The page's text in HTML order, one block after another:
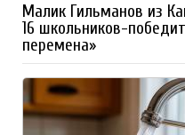
Малик Гильманов из
16 школьников-
перемена»